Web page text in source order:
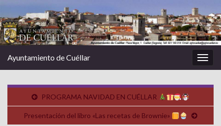
la
Ayuntamiento de Cuéllar
PROGRAMA NAVIDAD EN CUÉLLAR
Presentación del libro «Las recetas de Brownie»